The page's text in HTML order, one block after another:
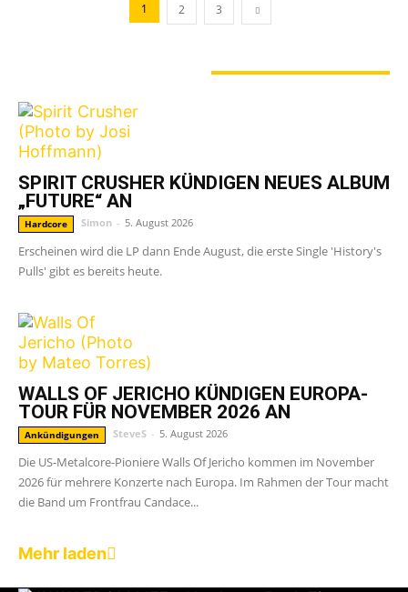
1 2 3
SPIRIT CRUSHER KÜNDIGEN NEUES ALBUM
„FUTURE“ AN
Hardcore Simon - 5. August 2026
Erscheinen wird die LP dann Ende August, die erste Single 'History's
Pulls' gibt es bereits heute.
WALLS OF JERICHO KÜNDIGEN EUROPA-
TOUR FÜR NOVEMBER 2026 AN
Ankündigungen SteveS - 5. August 2026
Die US-Metalcore-Pioniere Walls Of Jericho kommen im November
2026 für mehrere Konzerte nach Europa. Im Rahmen der Tour macht
die Band um Frontfrau Candace...
Mehr laden